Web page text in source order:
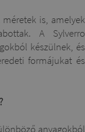
is, amelyek
A Sylverro
készülnek, és
formájukat és
anyagokból